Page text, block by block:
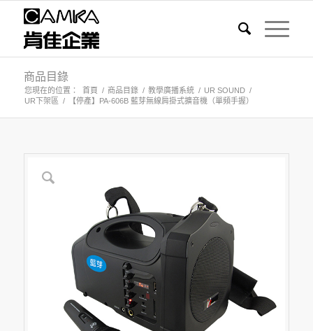
商品目錄
您現在的位置： 首頁 / 商品目錄 / 教學廣播系統 / UR SOUND /
UR下架區 / 【停產】PA-606B 藍芽無線肩掛式擴音機（單頻手握）